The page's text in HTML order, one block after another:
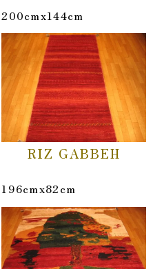
200cmx144cm
RIZ GABBEH
196cmx82cm